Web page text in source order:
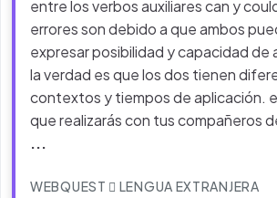
entre los verbos auxiliares can y
errores son debido a que ambos
expresar posibilidad y capacidad de
la verdad es que los dos tienen
contextos y tiempos de aplicación.
que realizarás con tus compañeros
...
WEBQUEST LENGUA EXTRANJERA